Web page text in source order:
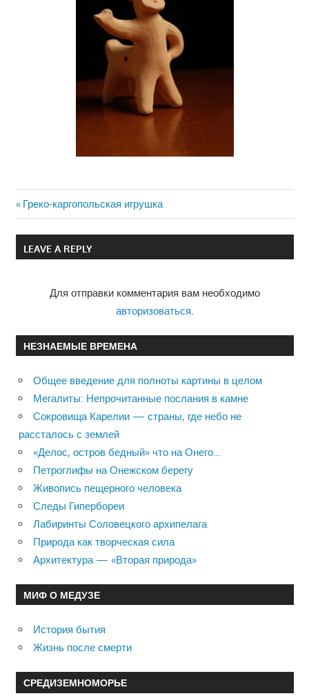
Навигация
по
Previous
Post:
Греко-каргопольская игрушка
LEAVE A REPLY
Для отправки комментария вам необходимо
авторизоваться
НЕЗНАЕМЫЕ ВРЕМЕНА
Общее введение для полноты картины в целом
Мегалиты: Непрочитанные послания в камне
Сокровища Карелии — страны, где небо не
рассталось с землей
«Делос, остров бедный» что на Онего…
Петроглифы на Онежском берегу
Живопись пещерного человека
Следы Гипербореи
Лабиринты Соловецкого архипелага
Природа как творческая сила
Архитектура — «Вторая природа»
МИФ О МЕДУЗЕ
История бытия
Жизнь после смерти
СРЕДИЗЕМНОМОРЬЕ